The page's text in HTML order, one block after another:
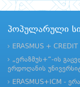
პოპულარული
ERASMUS +
„ერაზმუს+“-ის
ერდოღანის
ERASMUS+ICM -